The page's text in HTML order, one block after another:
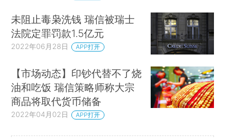
未阻止毒枭洗钱 瑞信被瑞士
法院定罪罚款1.5亿元
2022年06月28日 APP打开
【市场动态】印钞代替不了烧
油和吃饭 瑞信策略师称大宗
商品将取代货币储备
2022年04月02日 APP打开